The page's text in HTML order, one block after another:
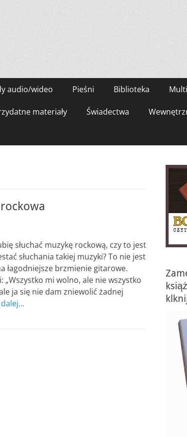
audio/wideo Pieśni Biblioteka
materiały Świadectwa
słuchać muzykę rockową, czy to jest
słuchania takiej muzyki? To nie jest
łagodniejsze brzmienie gitarowe.
„Wszystko mi wolno, ale nie wszystko
ja się nie dam zniewolić żadnej
dalej…